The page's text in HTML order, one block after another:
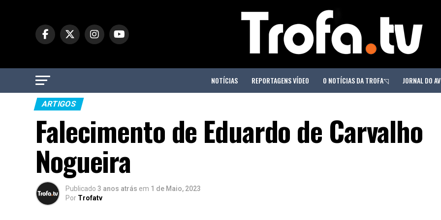
NOTÍCIAS REPORTAGENS VÍDEO O NOTÍCIAS DA TROFA◹ JORNAL DO
ARTIGOS
Falecimento de Eduardo de Carvalho
Nogueira
Publicado 3 anos atrás em 1 de Maio, 2023
Por Trofatv